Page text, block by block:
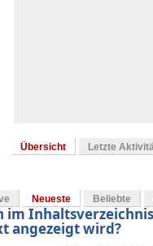
Übersicht Letzte
Neueste Beliebte
im
angezeigt wird?